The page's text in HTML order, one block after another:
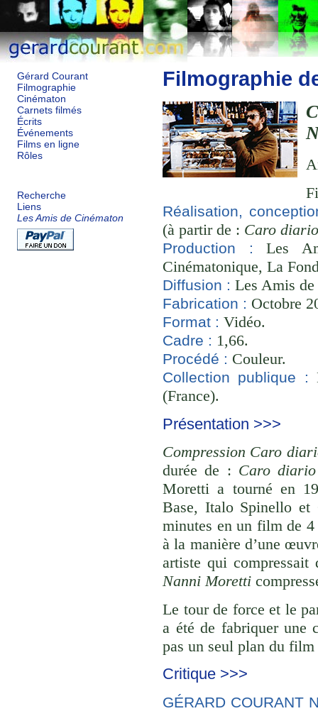
Gérard Courant
Filmographie
Cinématon
Carnets filmés
Écrits
Événements
Films en ligne
Rôles
Recherche
Liens
Les Amis de Cinématon
Filmographie
Réalisation,
(à partir de : Caro
Production :
Les
Cinématonique, La
Diffusion : Les Amis
Fabrication : Octobre
Format : Vidéo.
Cadre : 1,66.
Procédé : Couleur.
Collection publique :
(France).
Présentation >>>
Compression Caro
durée de : Caro
Moretti a tourné en
Base, Italo Spinello et
minutes en un film de
à la manière d’une
artiste qui
Nanni Moretti
Le tour de force et le
a été de fabriquer une
pas un seul plan du
Critique >>>
GÉRARD COURANT